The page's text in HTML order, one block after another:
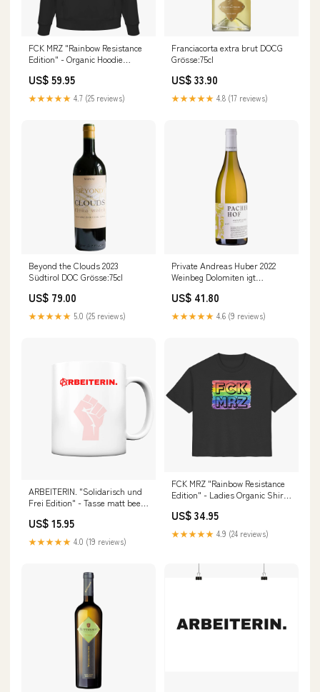
FCK MRZ "Rainbow Resistance
Edition" - Organic Hoodie
US$ 59.95
★★★★★ 4.7 (25 reviews)
Franciacorta extra brut DOCG
Grösse:75cl
US$ 33.90
★★★★★ 4.8 (17 reviews)
Beyond the Clouds 2023
Südtirol DOC Grösse:75cl
US$ 79.00
★★★★★ 5.0 (25 reviews)
Private Andreas Huber 2022
Weinbeg Dolomiten igt
US$ 41.80
★★★★★ 4.6 (9 reviews)
ARBEITERIN. "Solidarisch und
Frei Edition" - Tasse matt bee-
US$ 15.95
★★★★★ 4.0 (19 reviews)
FCK MRZ "Rainbow Resistance
Edition" - Ladies Organic Shirt
US$ 34.95
★★★★★ 4.9 (24 reviews)